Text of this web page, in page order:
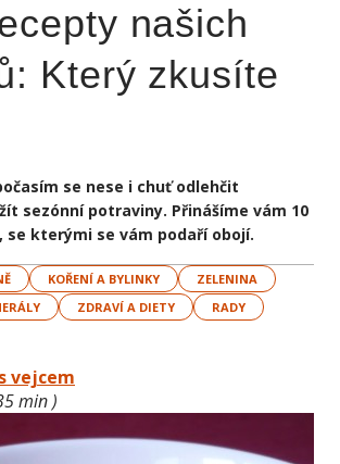
našich
Který zkusíte
se nese i chuť odlehčit
sezónní potraviny. Přinášíme vám 10
se kterými se vám podaří obojí.
KOŘENÍ A BYLINKY
ZELENINA
ZDRAVÍ A DIETY RADY
vejcem
min )